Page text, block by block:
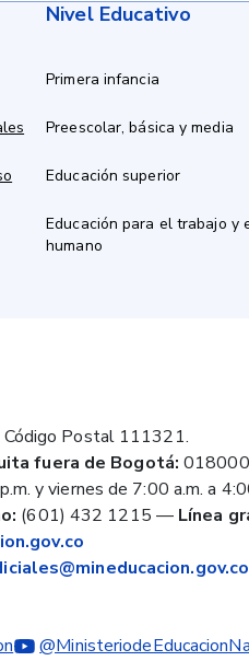
Nivel Educativo
Primera infancia
Preescolar, básica y media
Educación superior
Educación para el trabajo y
humano
Postal 111321.
fuera de Bogotá:
y viernes de 7:00 a.m. a
(601) 432 1215 — Línea